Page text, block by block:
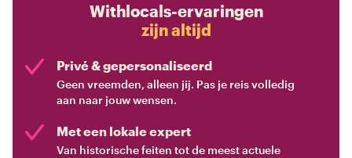
Withlocals-ervaringen
zijn altijd
Privé & gepersonaliseerd
Geen vreemden, alleen jij. Pas je reis volledig
aan naar jouw wensen.
Met een lokale expert
Van historische feiten tot de meest actuele